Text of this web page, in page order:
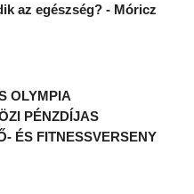
az egészség? - Móricz
OLYMPIA
PÉNZDÍJAS
ÉS FITNESSVERSENY